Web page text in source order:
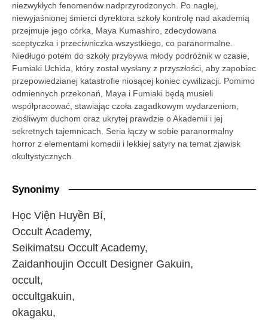
niezwykłych fenomenów nadprzyrodzonych. Po nagłej,
niewyjaśnionej śmierci dyrektora szkoły kontrolę nad akademią
przejmuje jego córka, Maya Kumashiro, zdecydowana
sceptyczka i przeciwniczka wszystkiego, co paranormalne.
Niedługo potem do szkoły przybywa młody podróżnik w czasie,
Fumiaki Uchida, który został wysłany z przyszłości, aby zapobiec
przepowiedzianej katastrofie niosącej koniec cywilizacji. Pomimo
odmiennych przekonań, Maya i Fumiaki będą musieli
współpracować, stawiając czoła zagadkowym wydarzeniom,
złośliwym duchom oraz ukrytej prawdzie o Akademii i jej
sekretnych tajemnicach. Seria łączy w sobie paranormalny
horror z elementami komedii i lekkiej satyry na temat zjawisk
okultystycznych.
Synonimy
Học Viện Huyền Bí,
Occult Academy,
Seikimatsu Occult Academy,
Zaidanhoujin Occult Designer Gakuin,
occult,
occultgakuin,
okagaku,